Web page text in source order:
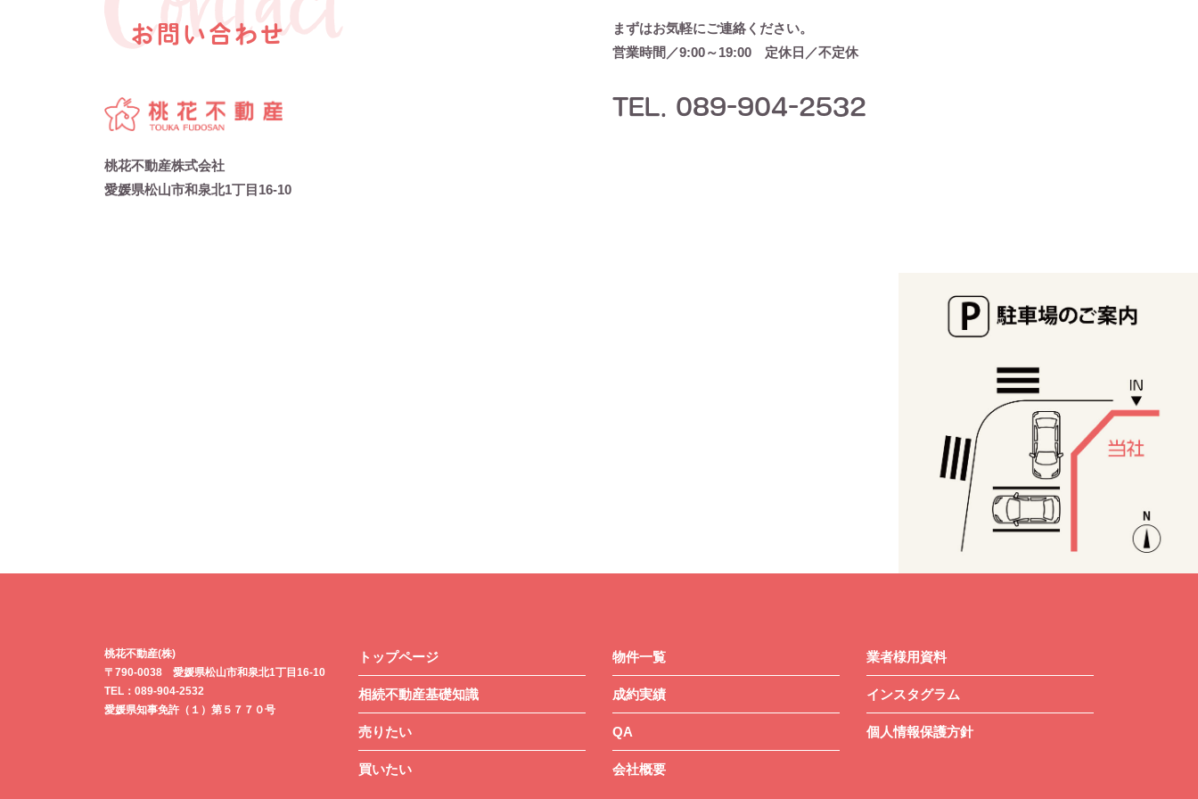
お問い合わせ
桃花不動産株式会社
愛媛県松山市和泉北1丁目16-10
まずはお気軽にご連絡ください。
営業時間／9:00～19:00 定休日／不定休
TEL. 089-904-2532
桃花不動産(株)
〒790-0038 愛媛県松山市和泉北1丁目16-10
TEL：089-904-2532
愛媛県知事免許（１）第５７７０号
トップページ
相続不動産基礎知識
売りたい
買いたい
物件一覧
成約実績
QA
会社概要
業者様用資料
インスタグラム
個人情報保護方針